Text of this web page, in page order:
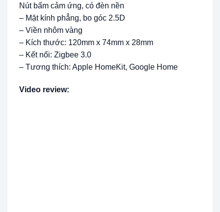
Nút bấm cảm ứng, có đèn nền
– Mặt kính phẳng, bo góc 2.5D
– Viền nhôm vàng
– Kích thước: 120mm x 74mm x 28mm
– Kết nối: Zigbee 3.0
– Tương thích: Apple HomeKit, Google Home
Video review: